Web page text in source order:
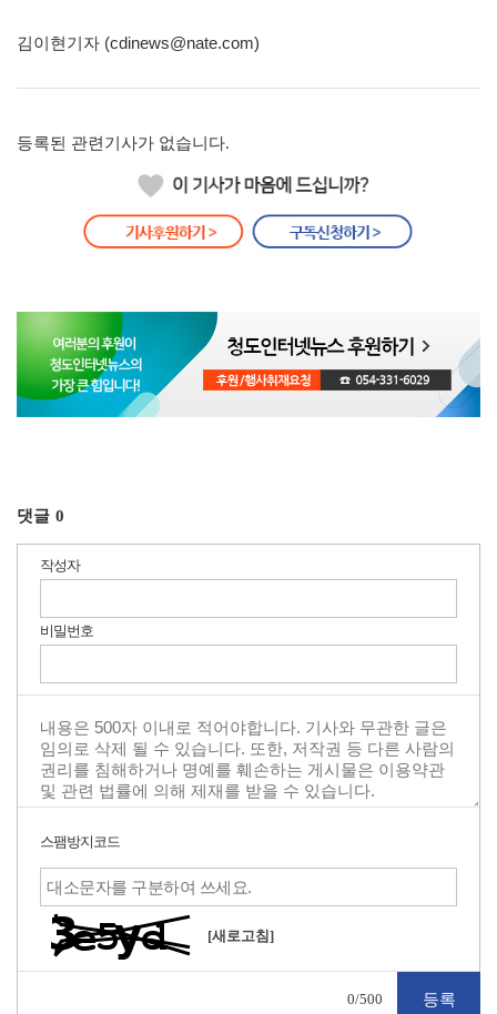
김이현기자 (cdinews@nate.com)
등록된 관련기사가 없습니다.
댓글 0
작성자
비밀번호
스팸방지코드
[새로고침]
0/500